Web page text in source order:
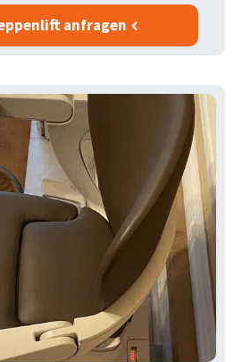
anfragen